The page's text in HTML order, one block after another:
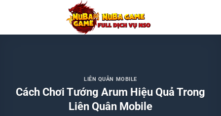
nội
LIÊN QUÂN MOBILE
Cách Chơi Tướng Arum Hiệu Quả Trong
Liên Quân Mobile